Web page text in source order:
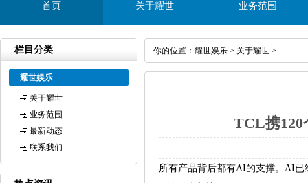
首页 关于耀世 业务范围
栏目分类
耀世娱乐
关于耀世
业务范围
最新动态
联系我们
你的位置： 耀世娱乐 > 关于耀世 >
TCL携120
所有产品背后都有AI的支撑。AI